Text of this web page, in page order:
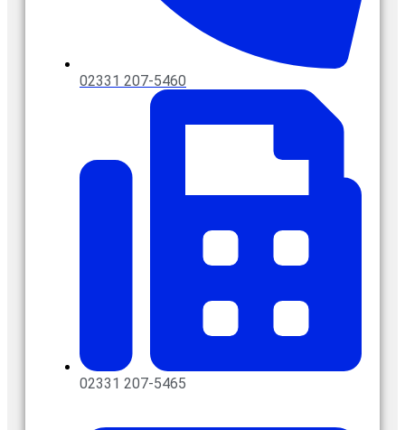
02331 207-5460
02331 207-5465